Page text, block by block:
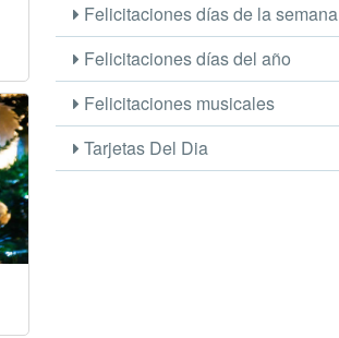
Felicitaciones días de la semana
Felicitaciones días del año
Felicitaciones musicales
Tarjetas Del Dia